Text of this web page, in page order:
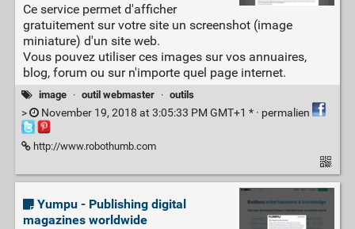
Ce service permet d'afficher
gratuitement sur votre site un screenshot (image
miniature) d'un site web.
Vous pouvez utiliser ces images sur vos annuaires,
blog, forum ou sur n'importe quel page internet.
image · outil webmaster · outils
> November 19, 2018 at 3:05:33 PM GMT+1 * · permalien
http://www.robothumb.com
Yumpu - Publishing digital
magazines worldwide